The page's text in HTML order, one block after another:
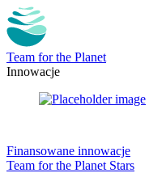
Team for the Planet
Innowacje
Finansowane innowacje
Team for the Planet Stars